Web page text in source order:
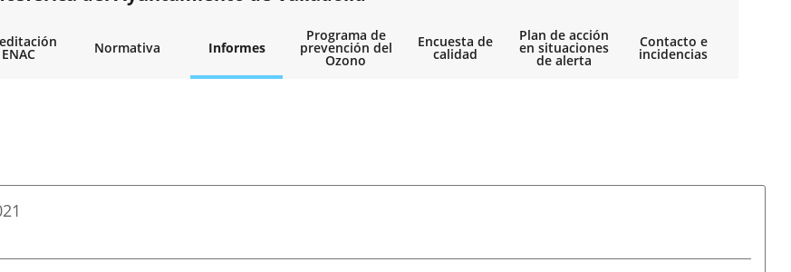
window.
ENAC Normativa Informes
Programa de
prevención del
Ozono
Encuesta de
calidad
Plan de acción
en situaciones
de alerta
Contacto e
incidencias